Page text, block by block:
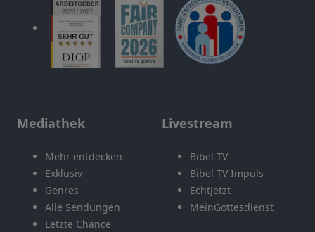
Mediathek
Mehr entdecken
Exklusiv
Genres
Alle Sendungen
Letzte Chance
Livestream
Bibel TV
Bibel TV Impuls
EchtJetzt
MeinGottesdienst